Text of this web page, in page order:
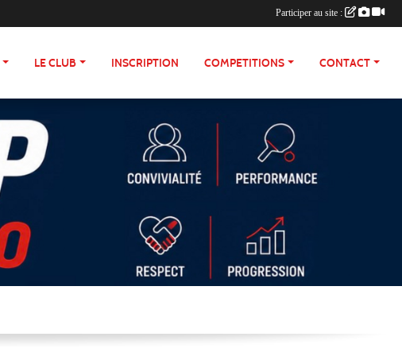
LE CLUB INSCRIPTION COMPETITIONS CONTACT
Participer au site :